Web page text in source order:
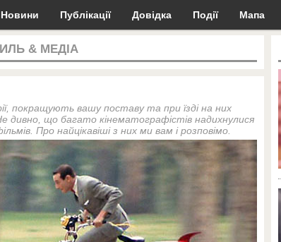
Новини Публікації Довідка Події Мапа
& МЕДІА
покращують вашу поставу та при їзді на них
дивно, що багато кінематографістів надихнулися
Про найцікавіші з них ми вам і розповімо.